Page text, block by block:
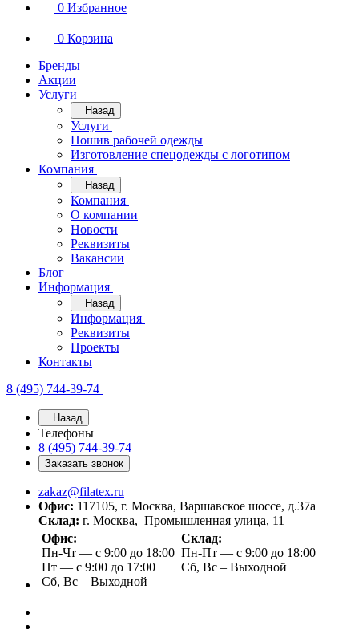
0 Избранное
0 Корзина
Бренды
Акции
Услуги
Назад
Услуги
Пошив рабочей одежды
Изготовление спецодежды с логотипом
Компания
Назад
Компания
О компании
Новости
Реквизиты
Вакансии
Блог
Информация
Назад
Информация
Реквизиты
Проекты
Контакты
8 (495) 744-39-74
Назад
Телефоны
8 (495) 744-39-74
Заказать звонок
zakaz@filatex.ru
Офис: 117105, г. Москва, Варшавское шоссе, д.37а
Склад: г. Москва, Промышленная улица, 11
Офис:
Пн-Чт — с 9:00 до 18:00
Пт — с 9:00 до 17:00
Сб, Вс – Выходной
Склад:
Пн-Пт — с 9:00 до 18:00
Сб, Вс – Выходной